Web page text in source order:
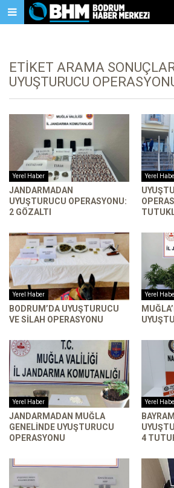
ETIKET ARAMA
UYUŞTURUCU
Yerel Haber
JANDARMADAN
UYUŞTURUCU OPERASYONU:
2 GÖZALTI
Yerel
Yerel Haber
BODRUM’DA UYUŞTURUCU
VE SILAH OPERASYONU
Yerel
Yerel Haber
JANDARMADAN MUĞLA
GENELINDE UYUŞTURUCU
OPERASYONU
Yerel
4